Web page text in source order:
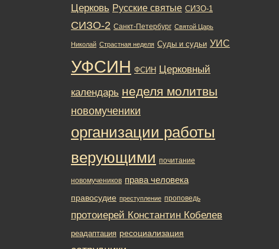
Церковь Русские святые СИЗО-1
СИЗО-2 Санкт-Петербург Святой Царь
Николай Страстная неделя Суды и судьи УИС
УФСИН ФСИН Церковный
календарь неделя молитвы
новомученики
организации работы
верующими почитание
новомучеников права человека
правосудие преступление проповедь
протоиерей Константин Кобелев
реадаптация ресоциализация